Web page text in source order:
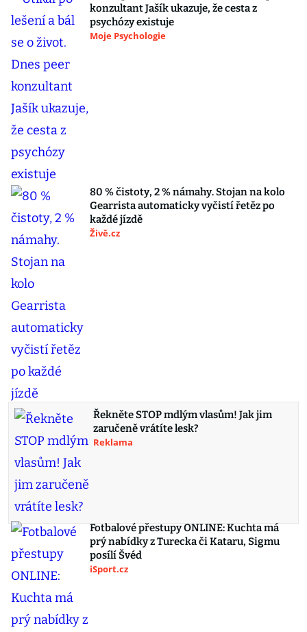
konzultant Jašík ukazuje, že cesta z
psychózy existuje
Moje Psychologie
80 % čistoty, 2 % námahy. Stojan na kolo
Gearrista automaticky vyčistí řetěz po
každé jízdě
Živě.cz
Řekněte STOP mdlým vlasům! Jak jim
zaručeně vrátíte lesk?
Reklama
Fotbalové přestupy ONLINE: Kuchta má
prý nabídky z Turecka či Kataru, Sigmu
posílí Švéd
iSport.cz